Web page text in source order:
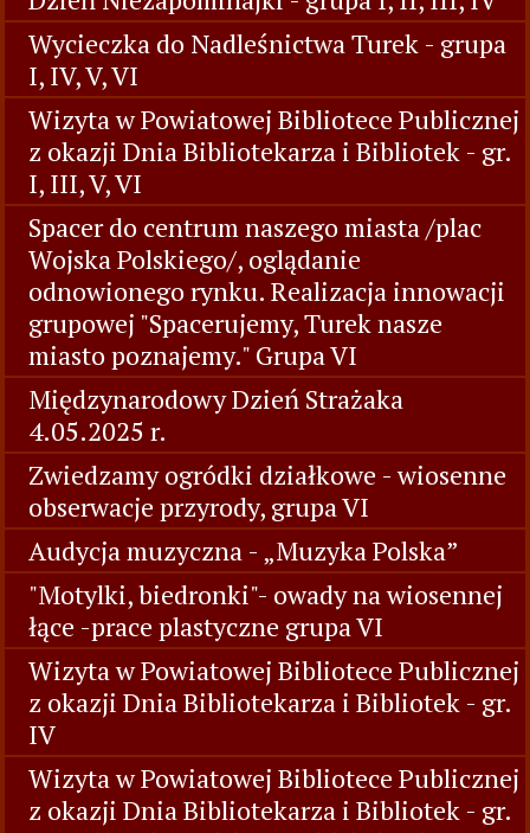
Wycieczka do Nadleśnictwa Turek - grupa
I, IV, V, VI
Wizyta w Powiatowej Bibliotece Publicznej
z okazji Dnia Bibliotekarza i Bibliotek - gr.
I, III, V, VI
Spacer do centrum naszego miasta /plac
Wojska Polskiego/, oglądanie
odnowionego rynku. Realizacja innowacji
grupowej "Spacerujemy, Turek nasze
miasto poznajemy." Grupa VI
Międzynarodowy Dzień Strażaka
4.05.2025 r.
Zwiedzamy ogródki działkowe - wiosenne
obserwacje przyrody, grupa VI
Audycja muzyczna - „Muzyka Polska”
"Motylki, biedronki"- owady na wiosennej
łące -prace plastyczne grupa VI
Wizyta w Powiatowej Bibliotece Publicznej
z okazji Dnia Bibliotekarza i Bibliotek - gr.
IV
Wizyta w Powiatowej Bibliotece Publicznej
z okazji Dnia Bibliotekarza i Bibliotek - gr.